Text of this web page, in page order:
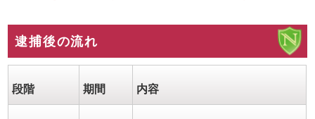
逮捕後の流れ
段階 期間 内容